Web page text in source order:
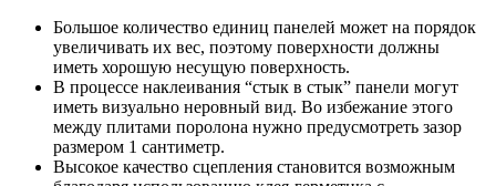
Большое количество единиц панелей может на порядок
увеличивать их вес, поэтому поверхности должны
иметь хорошую несущую поверхность.
В процессе наклеивания “стык в стык” панели могут
иметь визуально неровный вид. Во избежание этого
между плитами поролона нужно предусмотреть зазор
размером 1 сантиметр.
Высокое качество сцепления становится возможным